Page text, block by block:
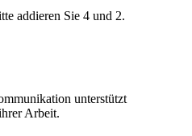
addieren Sie 4 und 2.
unterstützt
Arbeit.